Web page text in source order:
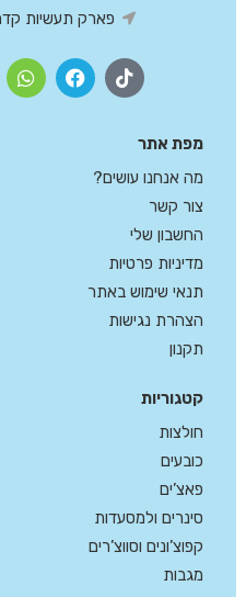
קטגוריות
חולצות
כובעים
פאצ’ים
סינרים ולמסעדות
קפוצ’ונים וסווצ’רים
מגבות
מפת אתר
מה אנחנו עושים?
צור קשר
החשבון שלי
מדיניות פרטיות
תנאי שימוש באתר
הצהרת נגישות
תקנון
פארק תעשיות